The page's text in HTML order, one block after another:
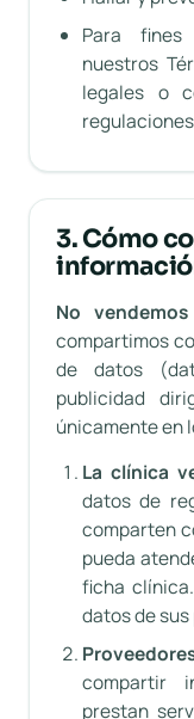
Para fines
nuestros
legales o
3. Cómo
No
compartimos
de datos (
publicidad
únicamente en
La clínica
datos de
comparten
pueda
ficha
datos de
compartir
prestan